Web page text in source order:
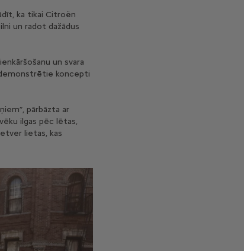
ka tikai Citroën
un radot dažādus
un svara
demonstrētie koncepti
pārbāzta ar
ilgas pēc lētas,
lietas, kas